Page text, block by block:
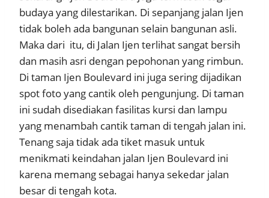
budaya yang dilestarikan. Di sepanjang jalan Ijen
tidak boleh ada bangunan selain bangunan asli.
Maka dari itu, di Jalan Ijen terlihat sangat bersih
dan masih asri dengan pepohonan yang rimbun.
Di taman Ijen Boulevard ini juga sering dijadikan
spot foto yang cantik oleh pengunjung. Di taman
ini sudah disediakan fasilitas kursi dan lampu
yang menambah cantik taman di tengah jalan ini.
Tenang saja tidak ada tiket masuk untuk
menikmati keindahan jalan Ijen Boulevard ini
karena memang sebagai hanya sekedar jalan
besar di tengah kota.